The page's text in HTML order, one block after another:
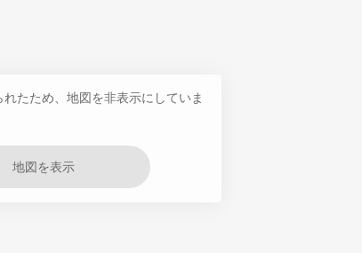
たため、地図を非表示にしていま
地図を表示